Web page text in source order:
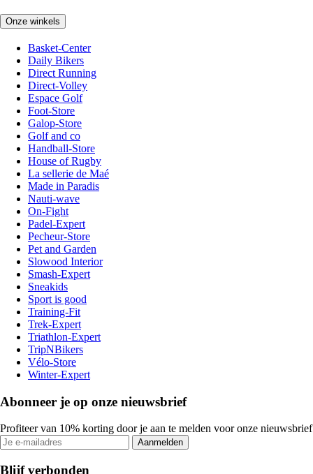
Onze winkels
Basket-Center
Daily Bikers
Direct Running
Direct-Volley
Espace Golf
Foot-Store
Galop-Store
Golf and co
Handball-Store
House of Rugby
La sellerie de Maé
Made in Paradis
Nauti-wave
On-Fight
Padel-Expert
Pecheur-Store
Pet and Garden
Slowood Interior
Smash-Expert
Sneakids
Sport is good
Training-Fit
Trek-Expert
Triathlon-Expert
TripNBikers
Vélo-Store
Winter-Expert
Abonneer je op onze nieuwsbrief
Profiteer van 10% korting door je aan te melden voor onze nieuwsbrief
Aanmelden
Blijf verbonden